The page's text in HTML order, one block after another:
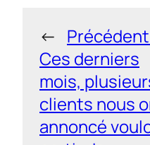
←
Ces derniers
mois,
clients nous
annoncé